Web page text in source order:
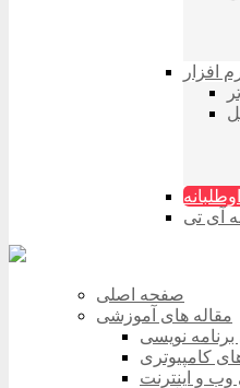
افزار
آی تی
صفحه اصلی
مقاله های آموزشی
نویسی
کامپیوتری
و اینترنت